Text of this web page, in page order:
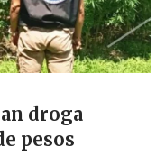
droga
pesos